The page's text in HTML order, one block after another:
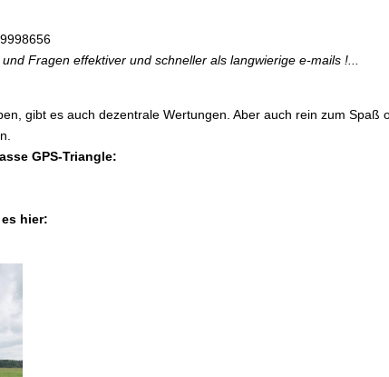
Fragen effektiver und schneller als langwierige e-mails !...
gibt es auch dezentrale Wertungen. Aber auch rein zum Spaß
GPS-Triangle:
hier: